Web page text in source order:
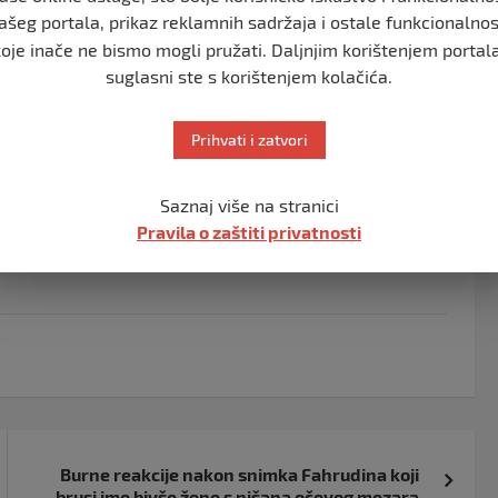
sjeverozapadnu Bosnu, a djelomično i
uvjete na terenu, pružajući ažurirane informacije i
u vremenskim uvjetima, prenosi
Burne reakcije nakon snimka Fahrudina koji
portala, prikaz reklamnih sadržaja i ostale
inače ne bismo mogli pružati. Daljnjim korištenjem
suglasni ste s korištenjem kolačića.
Prihvati i zatvori
Saznaj više na stranici
Pravila o zaštiti privatnosti